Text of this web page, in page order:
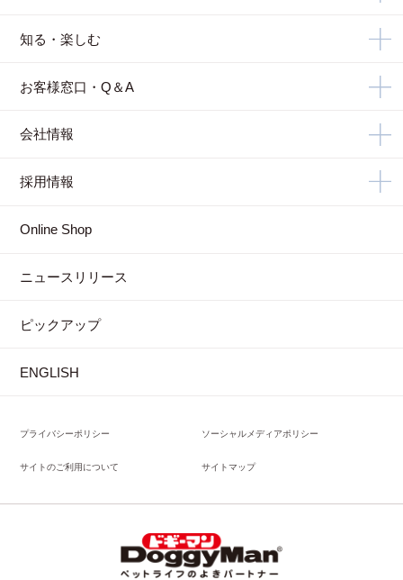
知る・楽しむ
お客様窓口・Q＆A
会社情報
採用情報
Online Shop
ニュースリリース
ピックアップ
ENGLISH
プライバシーポリシー ソーシャルメディアポリシー
サイトのご利用について サイトマップ